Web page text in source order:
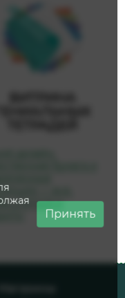
— всё,
учиться и
Принять